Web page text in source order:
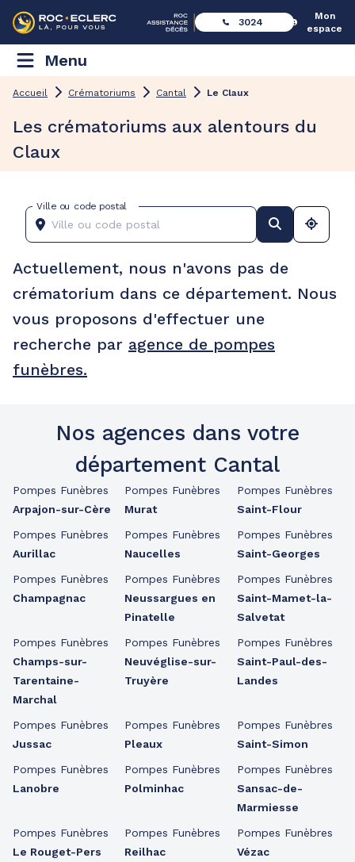
3024
Mon
espace
Menu
Accueil Crématoriums Cantal Le Claux
Les crématoriums aux alentours du
Claux
Ville ou code postal
Actuellement, nous n'avons pas de
crématorium dans ce département. Nous
vous proposons d'effectuer une
recherche par agence de pompes
funèbres.
Nos agences dans votre
département Cantal
Pompes Funèbres
Arpajon-sur-Cère
Pompes Funèbres
Aurillac
Pompes Funèbres
Champagnac
Pompes Funèbres
Champs-sur-
Tarentaine-
Marchal
Pompes Funèbres
Jussac
Pompes Funèbres
Lanobre
Pompes Funèbres
Le Rouget-Pers
Pompes Funèbres
Murat
Pompes Funèbres
Naucelles
Pompes Funèbres
Neussargues en
Pinatelle
Pompes Funèbres
Neuvéglise-sur-
Truyère
Pompes Funèbres
Pleaux
Pompes Funèbres
Polminhac
Pompes Funèbres
Reilhac
Pompes Funèbres
Saint-Flour
Pompes Funèbres
Saint-Georges
Pompes Funèbres
Saint-Mamet-la-
Salvetat
Pompes Funèbres
Saint-Paul-des-
Landes
Pompes Funèbres
Saint-Simon
Pompes Funèbres
Sansac-de-
Marmiesse
Pompes Funèbres
Vézac